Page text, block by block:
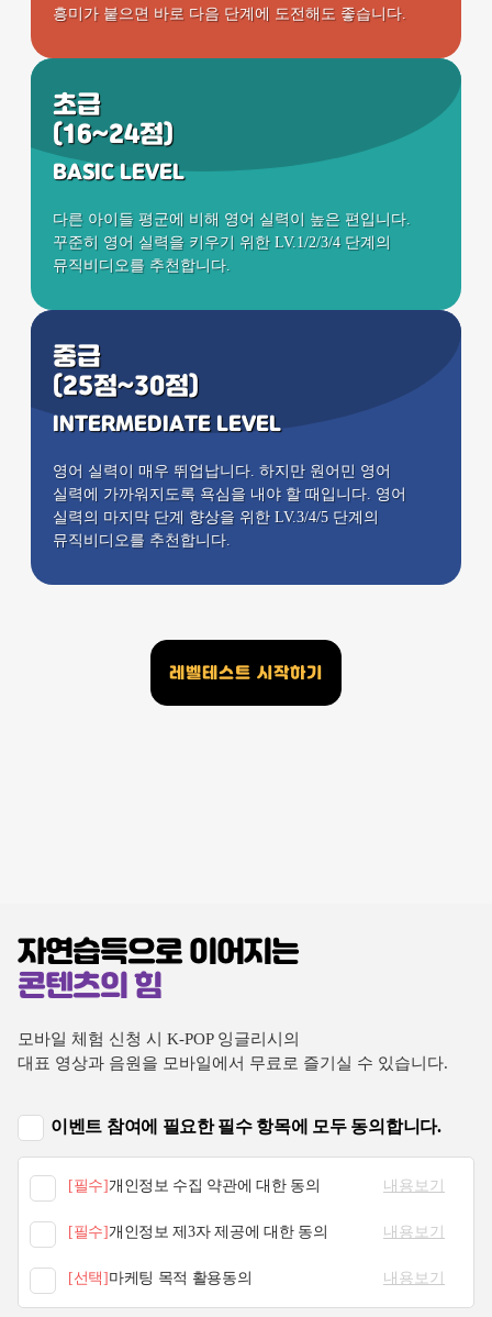
흥미가 붙으면 바로 다음 단계에 도전해도 좋습니다.
초급
(16~24점)
BASIC LEVEL
다른 아이들 평군에 비해 영어 실력이 높은 편입니다.
꾸준히 영어 실력을 키우기 위한 LV.1/2/3/4 단계의
뮤직비디오를 추천합니다.
중급
(25점~30점)
INTERMEDIATE LEVEL
영어 실력이 매우 뛰업납니다. 하지만 원어민 영어
실력에 가까워지도록 욕심을 내야 할 때입니다. 영어
실력의 마지막 단계 향상을 위한 LV.3/4/5 단계의
뮤직비디오를 추천합니다.
레벨테스트 시작하기
자연습득으로 이어지는
콘텐츠의 힘
모바일 체험 신청 시 K-POP 잉글리시의
대표 영상과 음원을 모바일에서 무료로 즐기실 수 있습니다.
이벤트 참여에 필요한 필수 항목에 모두 동의합니다.
[필수]개인정보 수집 약관에 대한 동의 내용보기
[필수]개인정보 제3자 제공에 대한 동의 내용보기
[선택]마케팅 목적 활용동의 내용보기